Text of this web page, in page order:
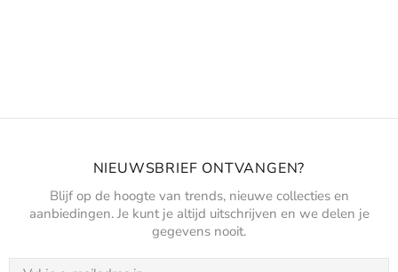
NIEUWSBRIEF ONTVANGEN?
Blijf op de hoogte van trends, nieuwe collecties en
aanbiedingen. Je kunt je altijd uitschrijven en we delen je
gegevens nooit.